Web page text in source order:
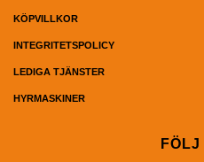
KÖPVILLKOR
INTEGRITETSPOLICY
LEDIGA TJÄNSTER
HYRMASKINER
FÖLJ